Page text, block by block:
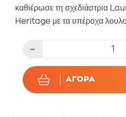
καθιέρωσε τη σχεδιάστρια
Heritage με τα υπέροχα
ΑΓΟΡΆ